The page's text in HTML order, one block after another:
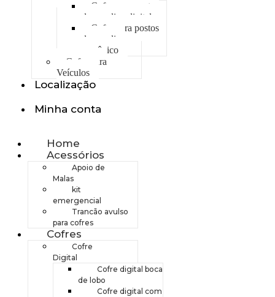
Cofre para postos
de gasolina digital
Cofre para postos
de gasolina
mecânico
Cofre para
Veículos
Localização
Minha conta
Home
Acessórios
Apoio de
Malas
kit
emergencial
Trancão avulso
para cofres
Cofres
Cofre
Digital
Cofre digital boca
de lobo
Cofre digital com